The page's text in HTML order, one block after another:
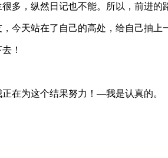
多，纵然日记也不能。所以，前进的
今天站在了自己的高处，给自己抽上
！
在为这个结果努力！—我是认真的。